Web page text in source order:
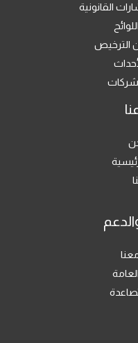
القانونية
الترخيص